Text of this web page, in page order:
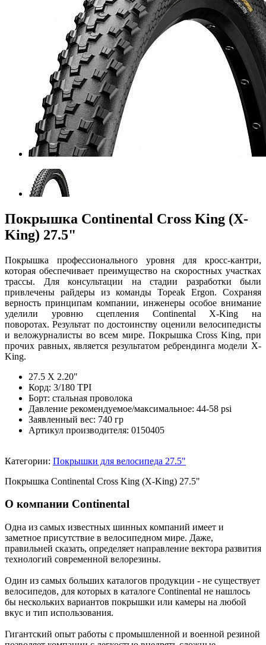
Покрышка Continental Cross King (X-
King) 27.5"
Покрышка профессионального уровня для кросс-кантри,
которая обеспечивает преимущество на скоростных участках
трассы. Для консультации на стадии разработки были
привлечены райдеры из команды Topeak Ergon. Сохраняя
верность принципам компании, инженеры особое внимание
уделили уровню сцепления Continental X-King на
поворотах. Результат по достоинству оценили велосипедисты
и веложурналисты во всем мире. Покрышка Cross King, при
прочих равных, является результатом ребрендинга модели X-
King.
27.5 X 2.20"
Корд: 3/180 TPI
Борт: стальная проволока
Давление рекомендуемое/максимальное: 44-58 psi
Заявленный вес: 740 гр
Артикул производителя: 0150405
Категории: Покрышки для велосипеда 27.5"
Покрышка Continental Cross King (X-King) 27.5"
О компании Continental
Одна из самых известных шинных компаний имеет и
заметное присутствие в велосипедном мире. Даже,
правильней сказать, определяет направление вектора развития
технологий современной велорезины.
Один из самых больших каталогов продукции - не существует
велосипедов, для которых в каталоге Continental не нашлось
бы нескольких вариантов покрышки или камеры на любой
вкус и тип использования.
Гигантский опыт работы с промышленной и военной резиной